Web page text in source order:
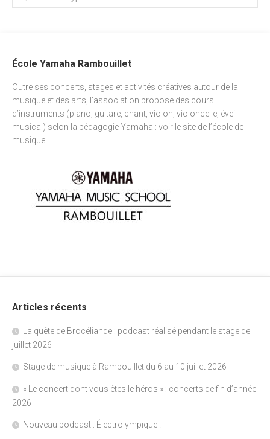
École Yamaha Rambouillet
Outre ses concerts, stages et activités créatives autour de la
musique et des arts, l’association propose des cours
d’instruments (piano, guitare, chant, violon, violoncelle, éveil
musical) selon la pédagogie Yamaha : voir le site de l’école de
musique
Articles récents
La quête de Brocéliande : podcast réalisé pendant le stage de
juillet 2026
Stage de musique à Rambouillet du 6 au 10 juillet 2026
« Le concert dont vous êtes le héros » : concerts de fin d’année
2026
Nouveau podcast : Électrolympique !